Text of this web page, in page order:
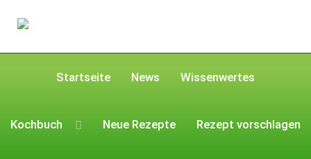
Startseite News Wissenwertes
Kochbuch Neue Rezepte Rezept vorschlagen